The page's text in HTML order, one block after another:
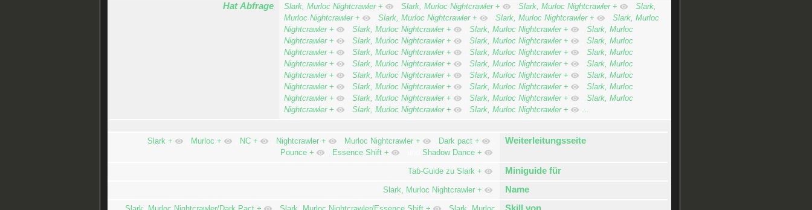
Hat Abfrage Slark, Murloc Nightcrawler + Slark, Murloc Nightcrawler + Slark, Murloc Nightcrawler +
Slark,
Murloc Nightcrawler + Slark, Murloc Nightcrawler + Slark, Murloc Nightcrawler +
Slark, Murloc
Nightcrawler + Slark, Murloc Nightcrawler + Slark, Murloc Nightcrawler +
Slark, Murloc
Nightcrawler + Slark, Murloc Nightcrawler + Slark, Murloc Nightcrawler +
Slark, Murloc
Nightcrawler + Slark, Murloc Nightcrawler + Slark, Murloc Nightcrawler +
Slark, Murloc
Nightcrawler + Slark, Murloc Nightcrawler + Slark, Murloc Nightcrawler +
Slark, Murloc
Nightcrawler + Slark, Murloc Nightcrawler + Slark, Murloc Nightcrawler +
Slark, Murloc
Nightcrawler + Slark, Murloc Nightcrawler + Slark, Murloc Nightcrawler +
Slark, Murloc
Nightcrawler + Slark, Murloc Nightcrawler + Slark, Murloc Nightcrawler +
Slark, Murloc
Nightcrawler + Slark, Murloc Nightcrawler + Slark, Murloc Nightcrawler + ...
Slark + Murloc + NC + Nightcrawler + Murloc Nightcrawler + Dark pact +
Pounce + Essence Shift + Shadow Dance +
Weiterleitungsseite
Tab-Guide zu Slark + Miniguide für
Slark, Murloc Nightcrawler + Name